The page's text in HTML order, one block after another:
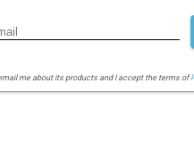
me about its products and I accept the terms of